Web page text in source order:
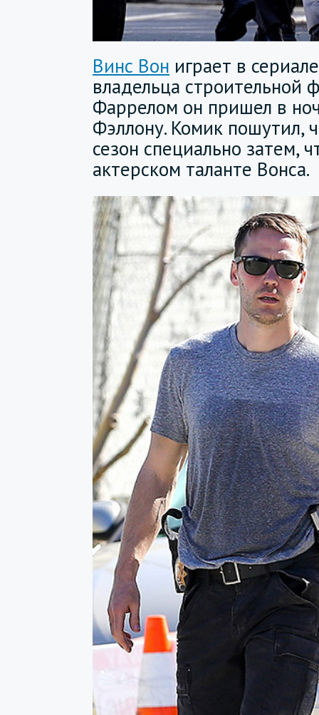
Винс Вон играет в
владельца строительной
Фаррелом он пришел в
Фэллону. Комик пошутил,
сезон специально затем,
актерском таланте Вонса.